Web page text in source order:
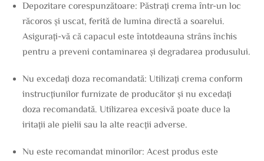
Depozitare corespunzătoare: Păstrați crema într-un loc
răcoros și uscat, ferită de lumina directă a soarelui.
Asigurați-vă că capacul este întotdeauna strâns închis
pentru a preveni contaminarea și degradarea produsului.
Nu excedați doza recomandată: Utilizați crema conform
instrucțiunilor furnizate de producător și nu excedați
doza recomandată. Utilizarea excesivă poate duce la
iritații ale pielii sau la alte reacții adverse.
Nu este recomandat minorilor: Acest produs este